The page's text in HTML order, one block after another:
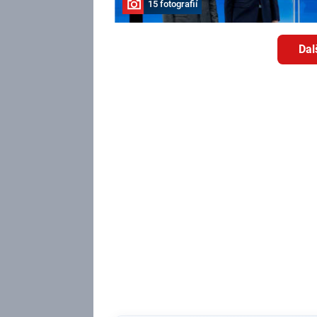
15 fotografií